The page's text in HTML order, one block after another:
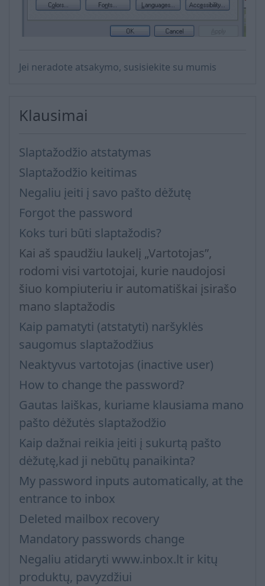
Jei neradote atsakymo, susisiekite su mumis
Klausimai
Slaptažodžio atstatymas
Slaptažodžio keitimas
Negaliu įeiti į savo pašto dėžutę
Forgot the password
Koks turi būti slaptažodis?
Kai aš spaudžiu laukelį „Vartotojas”,
rodomi visi vartotojai, kurie naudojosi
šiuo kompiuteriu ir automatiškai įsirašo
mano slaptažodis
Kaip pamatyti (atstatyti) naršyklės
saugomus slaptažodžius
Neaktyvus vartotojas (inactive user)
How to change the password?
Gautas laiškas, kuriame klausiama mano
pašto dėžutės slaptažodžio
Kaip dažnai reikia įeiti į sukurtą pašto
dėžutę,kad ji nebūtų panaikinta?
My password inputs automatically, at the
entrance to inbox
Deleted mailbox recovery
Mandatory passwords change
Negaliu atidaryti www.inbox.lt ir kitų
produktų, pavyzdžiui